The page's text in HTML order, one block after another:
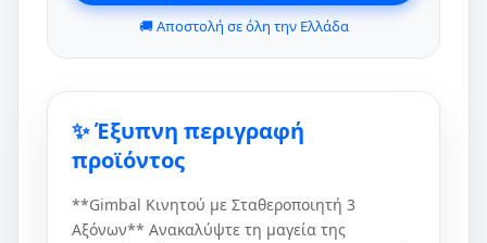
🚚 Αποστολή σε όλη την Ελλάδα
✨ Έξυπνη περιγραφή
προϊόντος
**Gimbal Κινητού με Σταθεροποιητή 3
Αξόνων** Ανακαλύψτε τη μαγεία της